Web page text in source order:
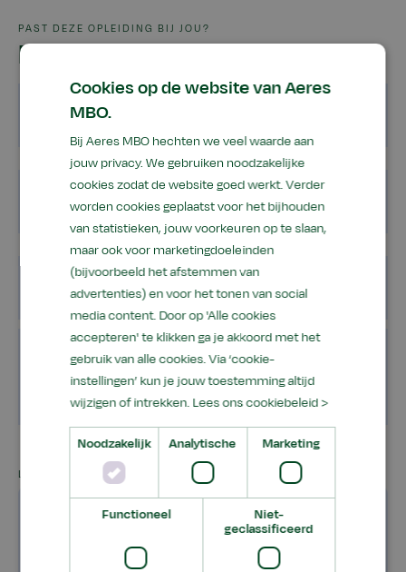
PAST DEZE OPLEIDING BIJ JOU?
In het kort
Wettelijke toelatingseisen
Opleiding in het kort
Past deze opleiding bij jou?
Wat is een BOL (leren en stage)
opleiding?
LOCATIES
Bekijk waar de opleiding
gevolgd kan worden
Cookies op de website van Aeres
MBO.
Bij Aeres MBO hechten we veel waarde aan
jouw privacy. We gebruiken noodzakelijke
cookies zodat de website goed werkt. Verder
worden cookies geplaatst voor het bijhouden
van statistieken, jouw voorkeuren op te slaan,
maar ook voor marketingdoeleinden
(bijvoorbeeld het afstemmen van
advertenties) en voor het tonen van social
media content. Door op 'Alle cookies
accepteren' te klikken ga je akkoord met het
gebruik van alle cookies. Via ‘cookie-
instellingen’ kun je jouw toestemming altijd
wijzigen of intrekken. Lees ons cookiebeleid >
Noodzakelijk Analytische Marketing
Functioneel
Niet-
geclassificeerd